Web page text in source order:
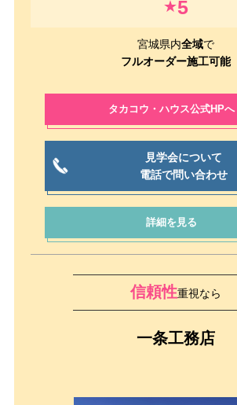
★5
宮城県内全域で
フルオーダー施工可能
タカコウ・ハウス公式HPへ
見学会について
電話で問い合わせ
詳細を見る
信頼性重視なら
一条工務店